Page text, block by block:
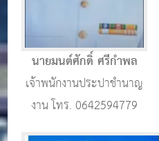
นายมนต์ศักดิ์ ศรีกำพล
เจ้าพนักงานประปาชำนาญ
งาน โทร. 0642594779